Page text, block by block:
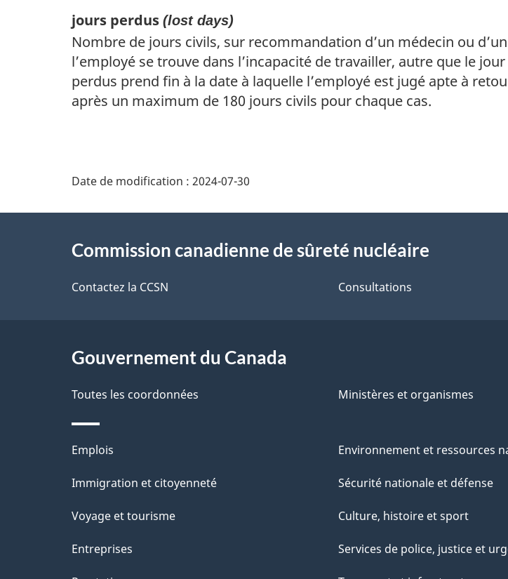
jours perdus (lost days)
Nombre de jours civils, sur recommandation d’un médecin ou
l’employé se trouve dans l’incapacité de travailler, autre que le
perdus prend fin à la date à laquelle l’employé est jugé apte à
après un maximum de 180 jours civils pour chaque cas.
a
i
s
d
e
l
a
p
a
Date de modification : 2024-07-30
proposCommission canadienne de sûreté nucléaire
Contactez la CCSN Consultations
Gouvernement du Canada
Toutes les coordonnées Ministères et organismes
Thèmes
et
Emplois
Immigration et citoyenneté
Voyage et tourisme
Entreprises
Environnement et ressources
Sécurité nationale et défense
Culture, histoire et sport
Services de police, justice et